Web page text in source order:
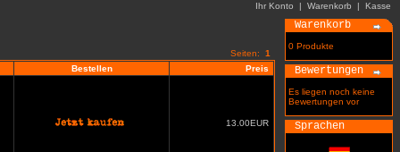
Ihr Konto | Warenkorb | Kasse
Seiten: 1
Bestellen Preis
13.00EUR
Warenkorb
0 Produkte
Bewertungen
Es liegen noch keine
Bewertungen vor
Sprachen